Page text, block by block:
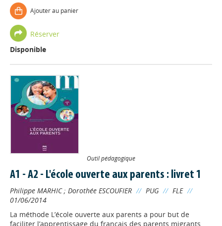
Ajouter au panier
Réserver
Disponible
Outil pédagogique
A1 - A2 - L'école ouverte aux parents : livret 1
Philippe MARHIC; Dorothée ESCOUFIER // PUG // FLE //
01/06/2014
La méthode L’école ouverte aux parents a pour but de
faciliter l’apprentissage du français des parents migrants